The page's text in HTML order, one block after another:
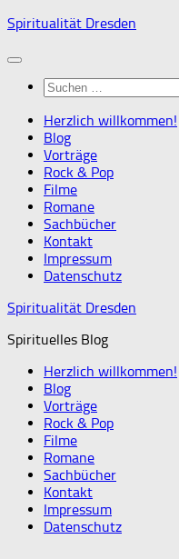
Zum
springen
Spiritualität Dresden
Suchen
nach:
Herzlich willkommen!
Blog
Vorträge
Rock & Pop
Filme
Romane
Sachbücher
Kontakt
Impressum
Datenschutz
Spiritualität Dresden
Spirituelles Blog
Herzlich willkommen!
Blog
Vorträge
Rock & Pop
Filme
Romane
Sachbücher
Kontakt
Impressum
Datenschutz